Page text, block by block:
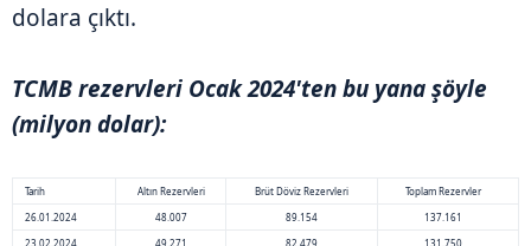
dolara çıktı.
TCMB rezervleri Ocak 2024'ten bu yana şöyle
(milyon dolar):
Tarih Altın Rezervleri Brüt Döviz Rezervleri
Toplam Rezervler
26.01.2024
48.007 89.154
137.161
23.02.2024
49.271 82.479
131.750